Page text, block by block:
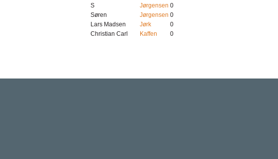
S
Jørgensen 0
Søren
Jørgensen 0
Lars Madsen
Jørk
0
Christian Carl
Kaffen 0